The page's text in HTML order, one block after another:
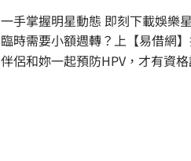
一手掌握明星動態 即刻下
臨時需要小額週轉？上【易借網
伴侶和妳一起預防HPV，才有資